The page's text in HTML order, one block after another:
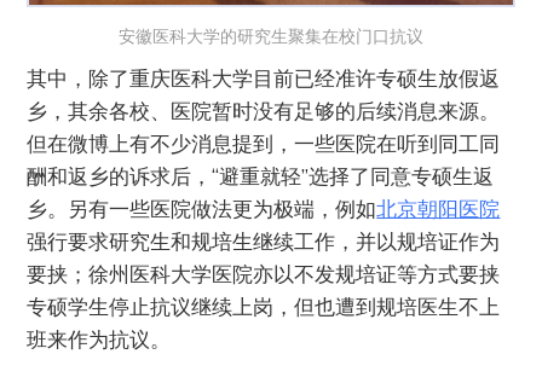
安徽医科大学的研究生聚集在校门口抗议
其中，除了重庆医科大学目前已经准许专硕生放假返
乡，其余各校、医院暂时没有足够的后续消息来源。
但在微博上有不少消息提到，一些医院在听到同工同
酬和返乡的诉求后，“避重就轻”选择了同意专硕生返
乡。另有一些医院做法更为极端，例如北京朝阳医院
强行要求研究生和规培生继续工作，并以规培证作为
要挟；徐州医科大学医院亦以不发规培证等方式要挟
专硕学生停止抗议继续上岗，但也遭到规培医生不上
班来作为抗议。